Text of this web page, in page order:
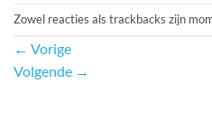
Zowel reacties als trackbacks zijn
← Vorige
Volgende →